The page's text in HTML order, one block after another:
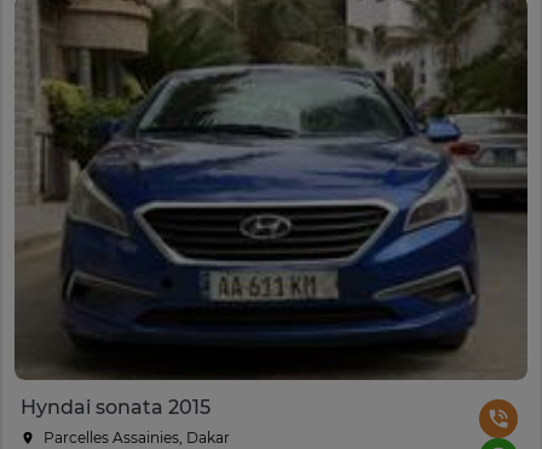
Hyndai sonata 2015
Parcelles Assainies, Dakar